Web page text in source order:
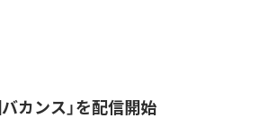
カンス」を配信開始